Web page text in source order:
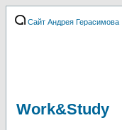
Сайт Андрея Герасимова
Work&Study